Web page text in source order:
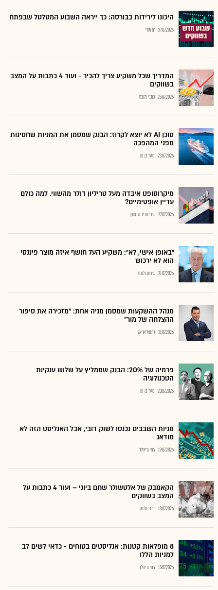
היכונו לירידות בבורסה: כך ייראה השבוע המטלטל שבפתח
27.07.2026 רם מורי
המדריך שכל משקיע צריך להכיר - ועוד 4 כתבות על המצב
בשווקים
25.07.2026 כתבי גלובס
סוכן AI לא יוצא לקרוז: הבנק שמסמן את המניות שחסינות
מפני המהפכה
23.07.2026 בועז בן נון
מיקרוסופט איבדה מעל טריליון דולר מהשווי. למה כולם
עדיין אופטימיים?
27.07.2026 שירי חביב ולדהורן
"באופן אישי, לא": משקיע העל חושף איזה מוצר פיננסי
הוא לא ירכוש
21.07.2026 שירות גלובס
מנהל ההשקעות שמסמן מניה אחת: "מזכירה את סיפור
ההצלחה של מור"
21.07.2026 נתנאל אריאל
פרמיה של 20%: הבנק שממליץ על שלוש ענקיות
הטכנולוגיה
20.07.2026 בועז בן נון
מניות השבבים נכנסו לשוק דובי, אבל האנליסט הזה לא
מודאג
19.07.2026 צחי גרינולד
הקאמבק של אלטשולר שחם ביוני – ועוד 4 כתבות על
המצב בשווקים
18.07.2026 כתבי גלובס
8 מופלאות קטנות: אנליסטים בטוחים - כדאי לשים לב
למניות הללו
15.07.2026 צחי גרינולד